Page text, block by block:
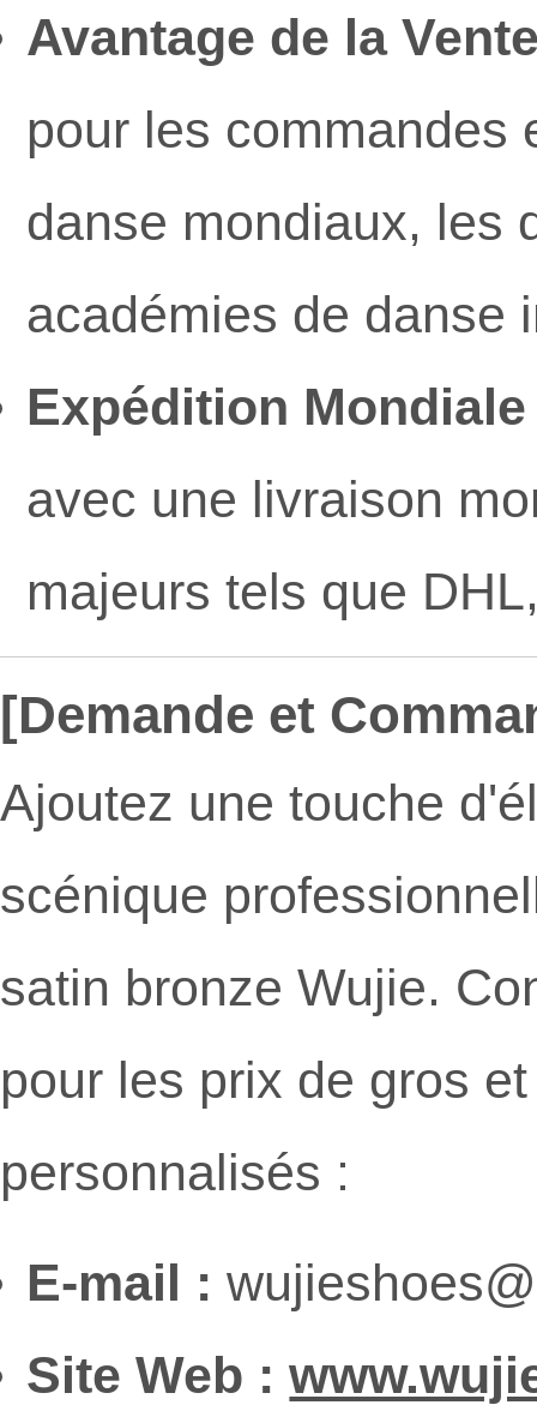
Avantage de la
pour les commandes
danse mondiaux, les
académies de danse
Expédition
avec une livraison
majeurs tels que
[Demande et
Ajoutez une touche
scénique
satin bronze Wujie.
pour les prix de gros
personnalisés :
E-mail :
Site Web :